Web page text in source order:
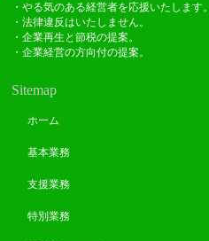
・やる気のある経営者を応援いたします。
・法律違反はいたしません。
・企業再生と節税の提案。
・企業経営の方向付の提案。
Sitemap
ホーム
基本業務
支援業務
特別業務